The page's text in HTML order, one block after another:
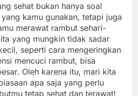
sehat bukan hanya soal
kamu gunakan, tetapi juga
merawat rambut sehari-
yang mungkin tidak sadar
seperti cara mengeringkan
mencuci rambut, bisa
Oleh karena itu, mari kita
apa saja yang perlu
tetap sehat dan terawat!